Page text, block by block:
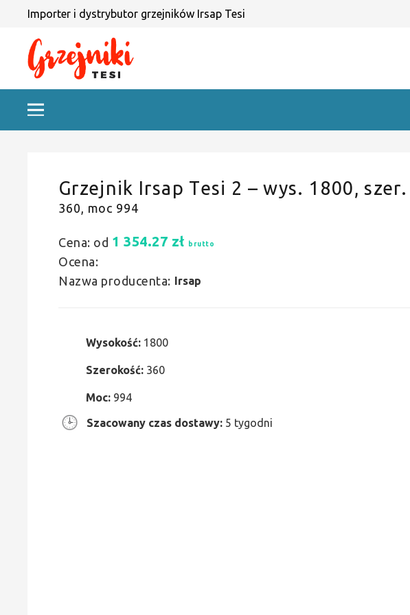
Importer i dystrybutor grzejników Irsap Tesi
Grzejnik Irsap Tesi 2 – wys. 1800, szer.
360, moc 994
Cena: od 1 354.27 zł brutto
Ocena:
Nazwa producenta: Irsap
Wysokość: 1800
Szerokość: 360
Moc: 994
Szacowany czas dostawy: 5 tygodni